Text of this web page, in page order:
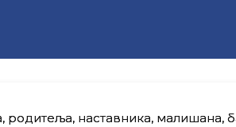
родитеља, наставника, малишана,